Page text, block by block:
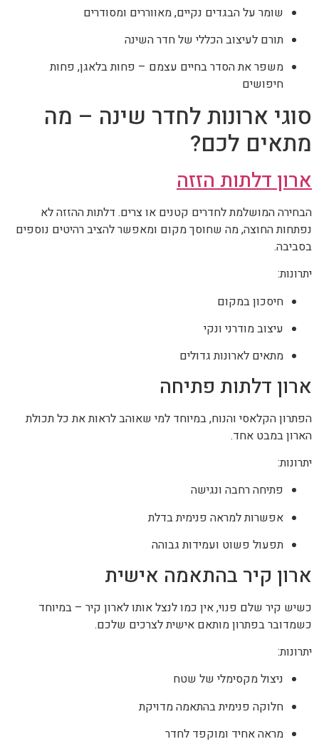
שומר על הבגדים נקיים, מאווררים ומסודרים
תורם לעיצוב הכללי של חדר השינה
משפר את הסדר בחיים עצמם – פחות בלאגן, פחות
חיפושים
סוגי ארונות לחדר שינה – מה
מתאים לכם?
ארון דלתות הזזה
הבחירה המושלמת לחדרים קטנים או צרים. דלתות ההזזה לא
נפתחות החוצה, מה שחוסך מקום ומאפשר להציב רהיטים נוספים
בסביבה.
יתרונות:
חיסכון במקום
עיצוב מודרני ונקי
מתאים לארונות גדולים
ארון דלתות פתיחה
הפתרון הקלאסי והנוח, במיוחד למי שאוהב לראות את כל תכולת
הארון במבט אחד.
יתרונות:
פתיחה רחבה ונגישה
אפשרות למראה פנימית בדלת
תפעול פשוט ועמידות גבוהה
ארון קיר בהתאמה אישית
כשיש קיר שלם פנוי, אין כמו לנצל אותו לארון קיר – במיוחד
כשמדובר בפתרון מותאם אישית לצרכים שלכם.
יתרונות:
ניצול מקסימלי של שטח
חלוקה פנימית בהתאמה מדויקת
מראה אחיד ומוקפד לחדר